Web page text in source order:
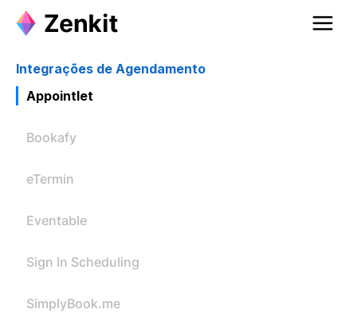
Integrações de Agendamento
Appointlet
Bookafy
eTermin
Eventable
Sign In Scheduling
SimplyBook.me